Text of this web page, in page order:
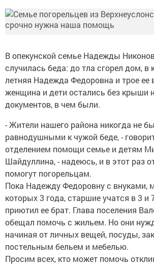
В опекунской семье Надежды
случилась беда: до тла сгорел дом, в
летняя Надежда Федоровна и трое ее
женщина и дети остались без крыши
документов, в чем были.
- Жители нашего района никогда не
равнодушными к чужой беде, -
отделением помощи семье и детям
Шайдуллина, - надеюсь, и в этот раз
помогут погорельцам.
Пока Надежду Федоровну с внуками,
которых 3 года, старшие учатся в 3 и
приютил ее брат. Глава поселения
обещал помочь с жильем. Но они
начиная от личных вещей, посуды,
постельным бельем и мебелью.
Просим всех, кто может помочь